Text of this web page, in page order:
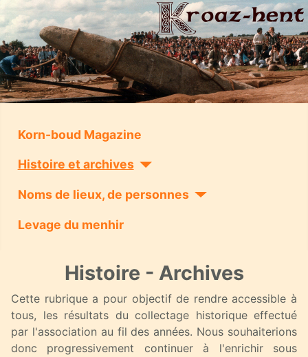
Korn-boud Magazine
Histoire et archives
Noms de lieux, de personnes
Levage du menhir
Histoire - Archives
Cette rubrique a pour objectif de rendre accessible à
tous, les résultats du collectage historique effectué
par l'association au fil des années. Nous souhaiterions
donc progressivement continuer à l'enrichir sous